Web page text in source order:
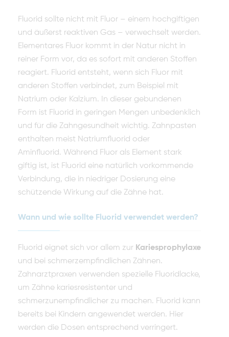
Fluorid sollte nicht mit Fluor – einem hochgiftigen
und äußerst reaktiven Gas – verwechselt werden.
Elementares Fluor kommt in der Natur nicht in
reiner Form vor, da es sofort mit anderen Stoffen
reagiert. Fluorid entsteht, wenn sich Fluor mit
anderen Stoffen verbindet, zum Beispiel mit
Natrium oder Kalzium. In dieser gebundenen
Form ist Fluorid in geringen Mengen unbedenklich
und für die Zahngesundheit wichtig. Zahnpasten
enthalten meist Natriumfluorid oder
Aminfluorid. Während Fluor als Element stark
giftig ist, ist Fluorid eine natürlich vorkommende
Verbindung, die in niedriger Dosierung eine
schützende Wirkung auf die Zähne hat.
Wann und wie sollte Fluorid verwendet werden?
Fluorid eignet sich vor allem zur Kariesprophylaxe
und bei schmerzempfindlichen Zähnen.
Zahnarztpraxen verwenden spezielle Fluoridlacke,
um Zähne kariesresistenter und
schmerzunempfindlicher zu machen. Fluorid kann
bereits bei Kindern angewendet werden. Hier
werden die Dosen entsprechend verringert.